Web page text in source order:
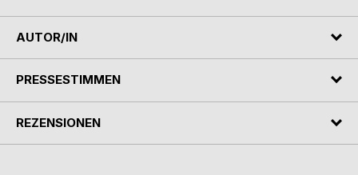
AUTOR/IN
PRESSESTIMMEN
REZENSIONEN